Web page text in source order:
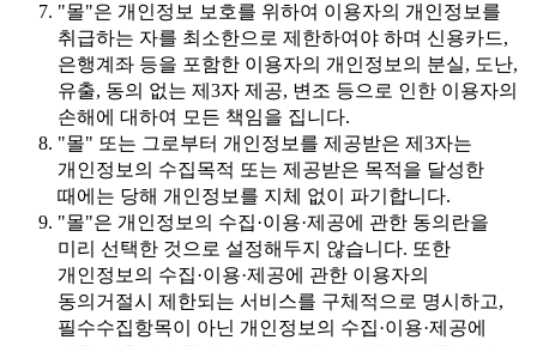
"몰"은 개인정보 보호를 위하여 이용자의 개인정보를
취급하는 자를 최소한으로 제한하여야 하며 신용카드,
은행계좌 등을 포함한 이용자의 개인정보의 분실, 도난,
유출, 동의 없는 제3자 제공, 변조 등으로 인한 이용자의
손해에 대하여 모든 책임을 집니다.
"몰" 또는 그로부터 개인정보를 제공받은 제3자는
개인정보의 수집목적 또는 제공받은 목적을 달성한
때에는 당해 개인정보를 지체 없이 파기합니다.
"몰"은 개인정보의 수집·이용·제공에 관한 동의란을
미리 선택한 것으로 설정해두지 않습니다. 또한
개인정보의 수집·이용·제공에 관한 이용자의
동의거절시 제한되는 서비스를 구체적으로 명시하고,
필수수집항목이 아닌 개인정보의 수집·이용·제공에